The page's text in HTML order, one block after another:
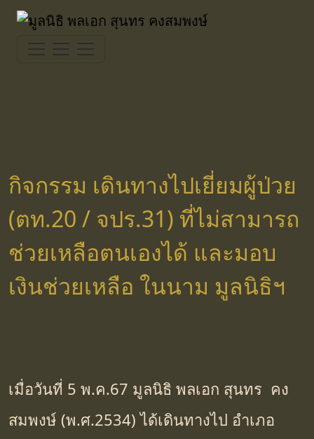
Skip
content
กิจกรรม เดินทางไปเยี่ยมผู้ป่วย
(ตท.20 / จปร.31) ที่ไม่สามารถ
ช่วยเหลือตนเองได้ และมอบ
เงินช่วยเหลือ ในนาม มูลนิธิฯ
เมื่อวันที่ 5 พ.ค.67 มูลนิธิ พลเอก สุนทร คง
สมพงษ์ (พ.ศ.2534) ได้เดินทางไป อำเภอ